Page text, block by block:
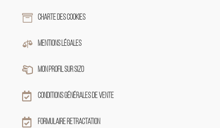
 Charte des cookies
 Mentions légales
 Mon profil sur sizo
 Conditions générales de vente
 Formulaire retractation